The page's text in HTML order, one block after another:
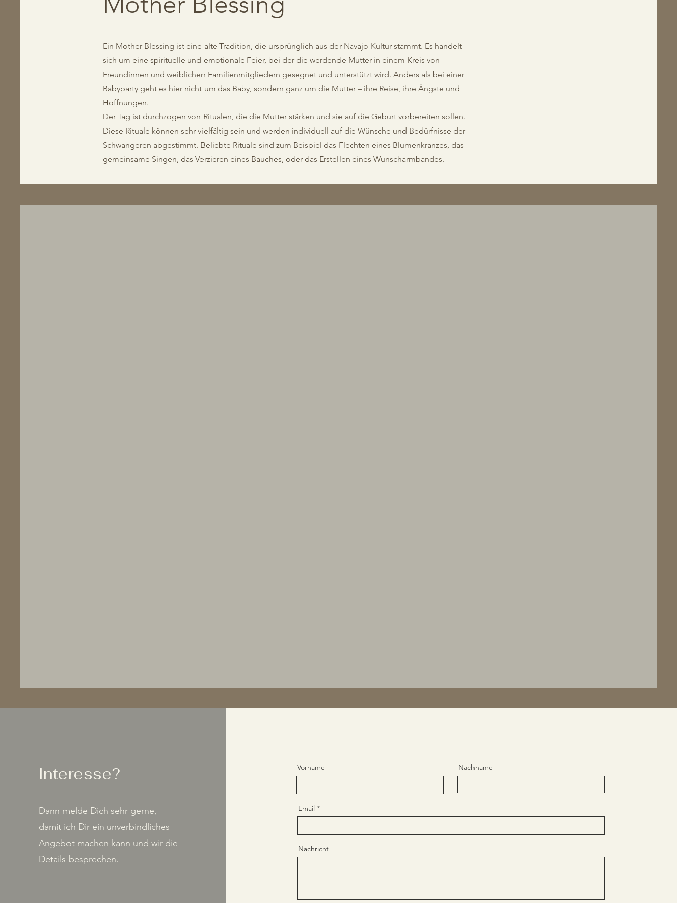
Ein Mother Blessing ist eine alte Tradition, die ursprünglich aus der Navajo-Kultur stammt. Es handelt
sich um eine spirituelle und emotionale Feier, bei der die werdende Mutter in einem Kreis von
Freundinnen und weiblichen Familienmitgliedern gesegnet und unterstützt wird. Anders als bei einer
Babyparty geht es hier nicht um das Baby, sondern ganz um die Mutter – ihre Reise, ihre Ängste und
Hoffnungen.
Der Tag ist durchzogen von Ritualen, die die Mutter stärken und sie auf die Geburt vorbereiten sollen.
Diese Rituale können sehr vielfältig sein und werden individuell auf die Wünsche und Bedürfnisse der
Schwangeren abgestimmt. Beliebte Rituale sind zum Beispiel das Flechten eines Blumenkranzes, das
gemeinsame Singen, das Verzieren eines Bauches, oder das Erstellen eines Wunscharmbandes.
Interesse?
Dann melde Dich sehr gerne,
damit ich Dir ein unverbindliches
Angebot machen kann und wir die
Details besprechen.
Vorname Nachname
Email
Nachricht